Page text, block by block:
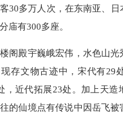
30多万人次，在东南亚、
庙有300多座。
殿宇巍峨宏伟，水色山光
存文物古迹中，宋代有29
，近代拓展23处。加上天造
的仙境点有传说中因岳飞被